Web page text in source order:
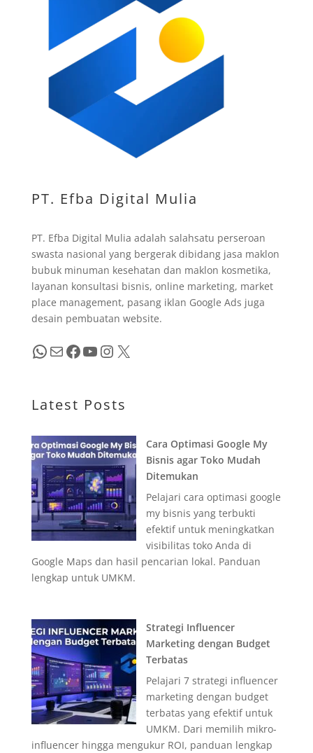
PT. Efba Digital Mulia
PT. Efba Digital Mulia adalah salahsatu perseroan
swasta nasional yang bergerak dibidang jasa maklon
bubuk minuman kesehatan dan maklon kosmetika,
layanan konsultasi bisnis, online marketing, market
place management, pasang iklan Google Ads juga
desain pembuatan website.
WhatsApp Mail Facebook YouTube InstagramX
Latest Posts
Cara Optimasi Google My
Bisnis agar Toko Mudah
Ditemukan
Pelajari cara optimasi google
my bisnis yang terbukti
efektif untuk meningkatkan
visibilitas toko Anda di
Google Maps dan hasil pencarian lokal. Panduan
lengkap untuk UMKM.
Strategi Influencer
Marketing dengan Budget
Terbatas
Pelajari 7 strategi influencer
marketing dengan budget
terbatas yang efektif untuk
UMKM. Dari memilih mikro-
influencer hingga mengukur ROI, panduan lengkap